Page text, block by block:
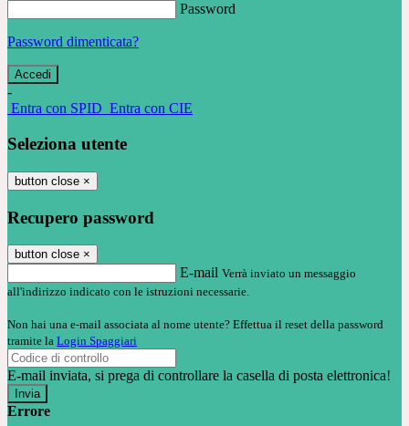
Password
Password dimenticata?
-
Entra con SPID Entra con CIE
Seleziona utente
button close ×
Recupero password
button close ×
E-mail Verrà inviato un messaggio
all'indirizzo indicato con le istruzioni necessarie.
Non hai una e-mail associata al nome utente? Effettua il reset della password
tramite la Login Spaggiari
E-mail inviata, si prega di controllare la casella di posta elettronica!
Errore